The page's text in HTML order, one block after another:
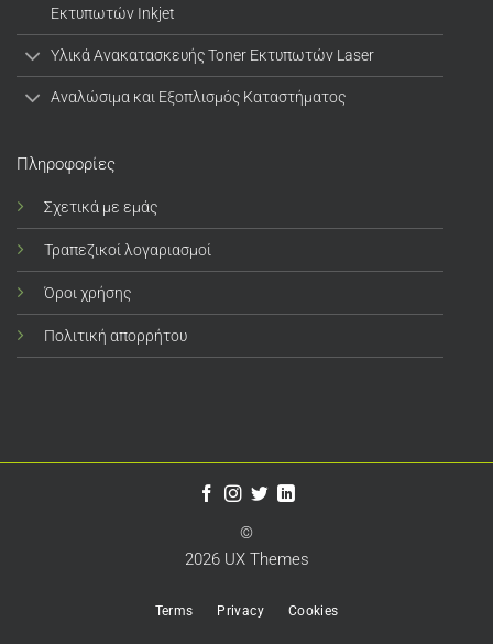
Εκτυπωτών Inkjet
Υλικά Ανακατασκευής Toner Εκτυπωτών Laser
Αναλώσιμα και Εξοπλισμός Καταστήματος
Πληροφορίες
Σχετικά με εμάς
Τραπεζικοί λογαριασμοί
Όροι χρήσης
Πολιτική απορρήτου
©
2026 UX Themes
Terms Privacy Cookies